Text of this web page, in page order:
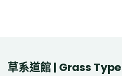
草系道館 | Grass